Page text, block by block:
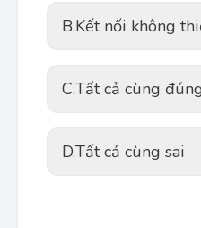
B.Kết nối không
C.Tất cả cùng
D.Tất cả cùng sai